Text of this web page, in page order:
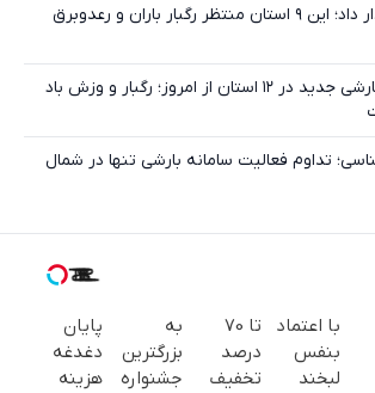
هواشناسی هشدار داد؛ این ۹ استان منتظر رگبار باران و رعدوبرق
فعالیت سامانه بارشی جدید در ۱۲ استان از امروز؛ رگبار و وزش باد
تداوم فعالیت سامانه بارشی تنها در شمال
با اعتماد
بنفس
لبخند
تا 70
درصد
تخفیف
به
بزرگترین
جشنواره
پایان
دغدغه
هزینه